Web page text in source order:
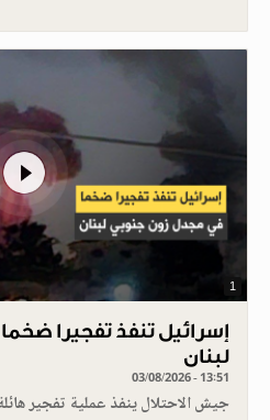
1
إسرائيل تنفذ تفجيرا
لبنان
03/08/2026 - 13:51
جيش الاحتلال ينفذ عملية تفجير